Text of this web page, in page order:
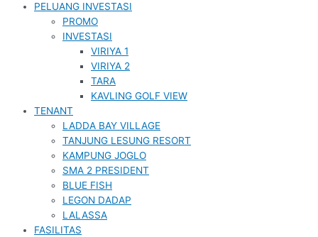
PELUANG INVESTASI
PROMO
INVESTASI
VIRIYA 1
VIRIYA 2
TARA
KAVLING GOLF VIEW
TENANT
LADDA BAY VILLAGE
TANJUNG LESUNG RESORT
KAMPUNG JOGLO
SMA 2 PRESIDENT
BLUE FISH
LEGON DADAP
LALASSA
FASILITAS